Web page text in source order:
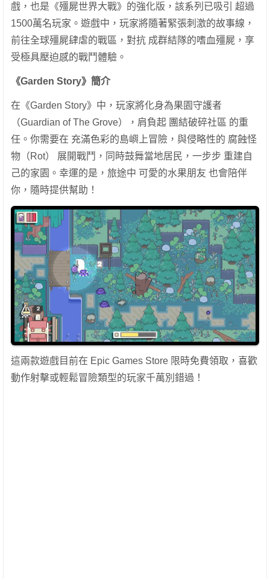
戲，也是《殭屍世界大戰》的強化版，該系列已吸引 超過
1500萬名玩家。遊戲中，玩家將隨著緊張刺激的故事線，
前往全球殭屍肆虐的戰區，對抗 成群結隊的嗜血殭屍，享
受極具壓迫感的戰鬥體驗。
《Garden Story》簡介
在《Garden Story》中，玩家將化身為果園守護者
（Guardian of The Grove），肩負起 團結破碎社區 的重
任。你需要在 充滿色彩的島嶼上冒險，與侵略性的 腐蝕怪
物（Rot） 展開戰鬥，同時鼓舞當地居民，一步步 重建自
己的家園。幸運的是，旅途中 可愛的水果朋友 也會陪伴
你，隨時提供幫助！
這兩款遊戲目前在 Epic Games Store 限時免費領取，喜歡
動作射擊或輕鬆冒險類型的玩家千萬別錯過！